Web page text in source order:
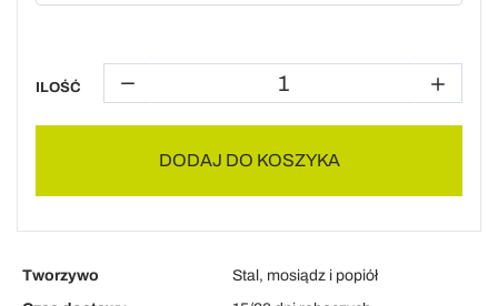
ILOŚĆ
DODAJ DO KOSZYKA
Tworzywo
Stal, mosiądz i popiół